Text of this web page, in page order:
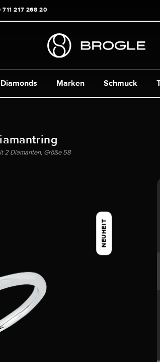
711 217 268 20
Diamonds Marken Schmuck
2 Diamanten, Größe 58
NEUHEIT